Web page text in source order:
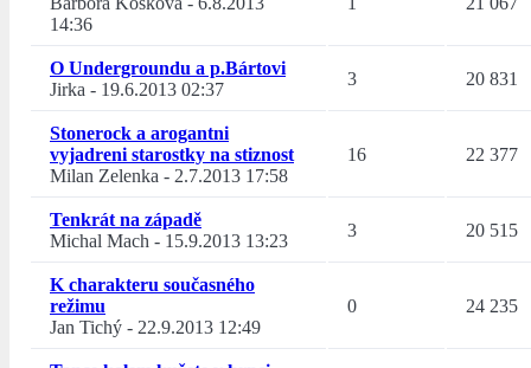
14:36
O Undergroundu a p.Bártovi
Jirka - 19.6.2013 02:37
3 20 831
Stonerock a arogantni
vyjadreni starostky na stiznost
Milan Zelenka - 2.7.2013 17:58
16 22 377
Tenkrát na západě
Michal Mach - 15.9.2013 13:23
3 20 515
K charakteru současného
režimu
Jan Tichý - 22.9.2013 12:49
0 24 235